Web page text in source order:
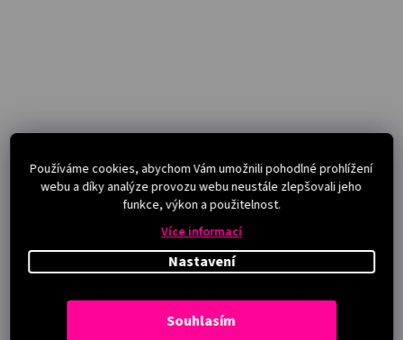
Používáme cookies, abychom Vám umožnili pohodlné prohlížení
webu a díky analýze provozu webu neustále zlepšovali jeho
funkce, výkon a použitelnost.
Více informací
Nastavení
Souhlasím